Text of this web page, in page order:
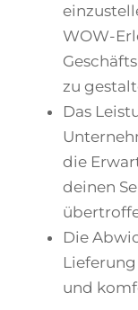
WOW-
zu
Das
die
deinen
Die
und